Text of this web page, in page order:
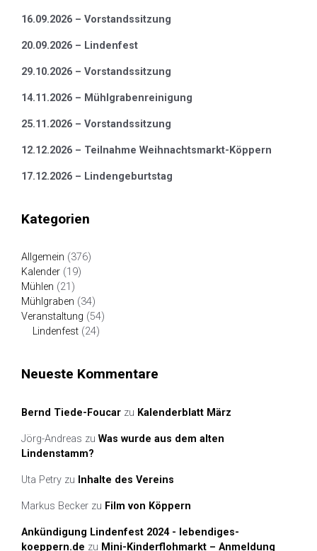
16.09.2026 – Vorstandssitzung
20.09.2026 – Lindenfest
29.10.2026 – Vorstandssitzung
14.11.2026 – Mühlgrabenreinigung
25.11.2026 – Vorstandssitzung
12.12.2026 – Teilnahme Weihnachtsmarkt-Köppern
17.12.2026 – Lindengeburtstag
Kategorien
Allgemein (376)
Kalender (19)
Mühlen (21)
Mühlgraben (34)
Veranstaltung (54)
Lindenfest (24)
Neueste Kommentare
Bernd Tiede-Foucar zu Kalenderblatt März
Jörg-Andreas zu Was wurde aus dem alten
Lindenstamm?
Uta Petry zu Inhalte des Vereins
Markus Becker zu Film von Köppern
Ankündigung Lindenfest 2024 - lebendiges-
koeppern.de zu Mini-Kinderflohmarkt – Anmeldung